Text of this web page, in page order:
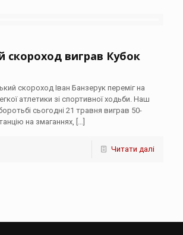
скороход виграв Кубок
скороход Іван Банзерук переміг на
атлетики зі спортивної ходьби. Наш
сьогодні 21 травня виграв 50-
на змаганнях, […]
Читати далі